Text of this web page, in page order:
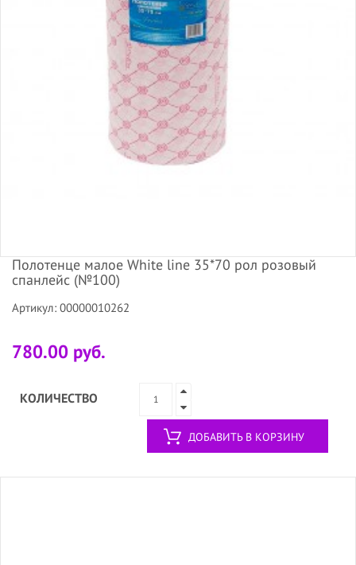
Полотенце малое White line 35*70 рол розовый
спанлейс (№100)
Артикул: 00000010262
780.00 руб.
КОЛИЧЕСТВО
ДОБАВИТЬ В КОРЗИНУ